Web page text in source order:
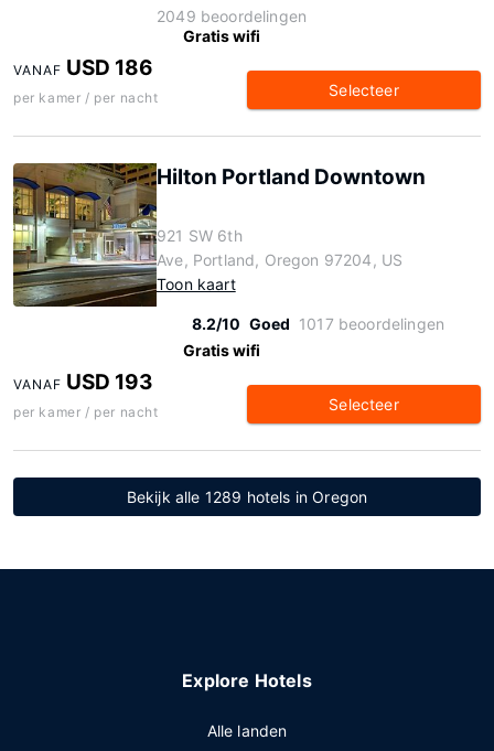
2049 beoordelingen
Gratis wifi
VANAF USD 186
per kamer / per nacht Selecteer
Hilton Portland Downtown
921 SW 6th
Ave, Portland, Oregon 97204, US
Toon kaart
8.2/10 Goed 1017 beoordelingen
Gratis wifi
VANAF USD 193
per kamer / per nacht Selecteer
Bekijk alle 1289 hotels in Oregon
Explore Hotels
Alle landen